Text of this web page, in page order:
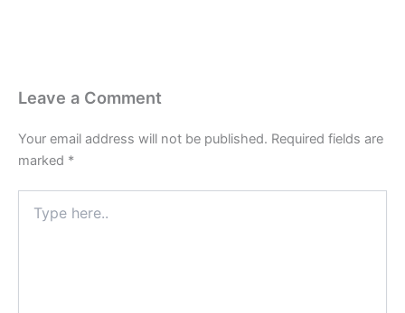
Leave a Comment
Your email address will not be published. Required fields are
marked *
here..